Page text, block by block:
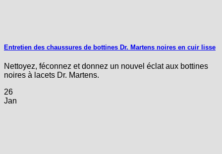
Entretien des chaussures de bottines Dr. Martens noires en cuir lisse
Nettoyez, féconnez et donnez un nouvel éclat aux bottines
noires à lacets Dr. Martens.
26
Jan